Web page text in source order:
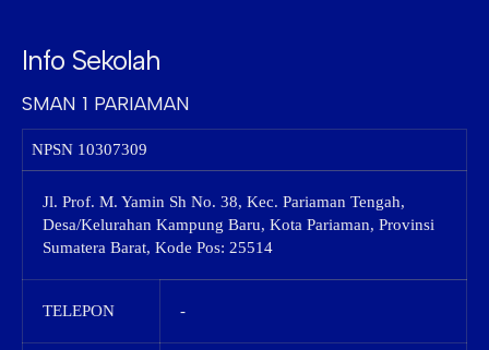
Info Sekolah
SMAN 1 PARIAMAN
NPSN 10307309
Jl. Prof. M. Yamin Sh No. 38, Kec. Pariaman Tengah,
Desa/Kelurahan Kampung Baru, Kota Pariaman, Provinsi
Sumatera Barat, Kode Pos: 25514
TELEPON -